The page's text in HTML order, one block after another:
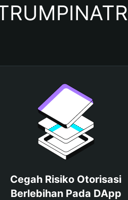
Cegah Risiko Otorisasi
Berlebihan Pada DApp